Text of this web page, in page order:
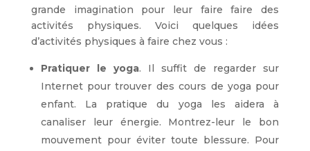
grande imagination pour leur faire faire des
activités physiques. Voici quelques idées
d’activités physiques à faire chez vous :
Pratiquer le yoga. Il suffit de regarder sur
Internet pour trouver des cours de yoga pour
enfant. La pratique du yoga les aidera à
canaliser leur énergie. Montrez-leur le bon
mouvement pour éviter toute blessure. Pour